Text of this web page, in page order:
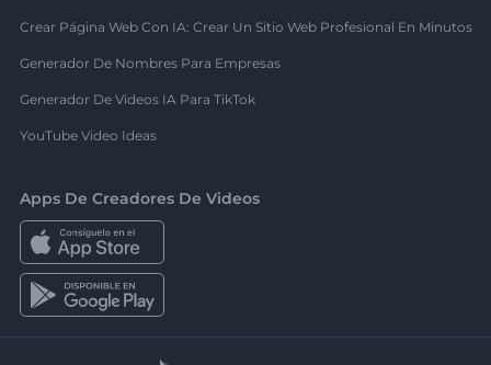
Crear Página Web Con IA: Crear Un Sitio Web Profesional En Minutos
Generador De Nombres Para Empresas
Generador De Videos IA Para TikTok
YouTube Video Ideas
Apps De Creadores De Videos